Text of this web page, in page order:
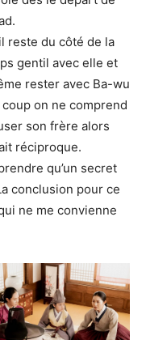
reste du côté de la
gentil avec elle et
rester avec Ba-wu
on ne comprend
son frère alors
réciproque.
qu’un secret
conclusion pour ce
ne me convienne